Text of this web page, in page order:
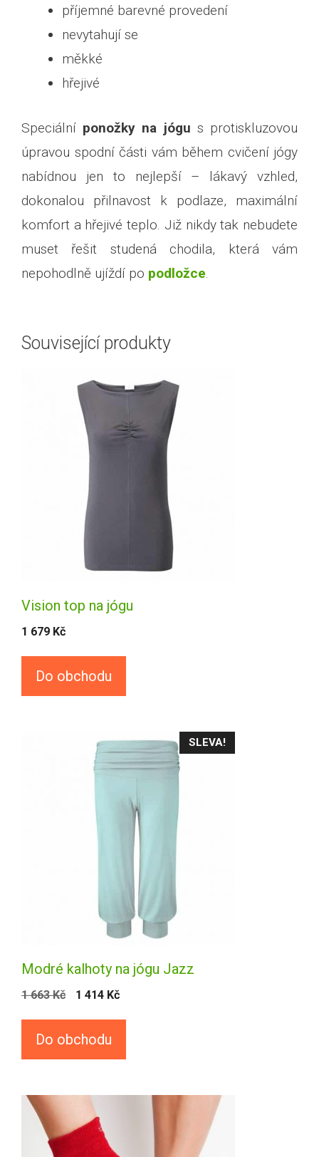
příjemné barevné provedení
nevytahují se
měkké
hřejivé
Speciální ponožky na jógu s protiskluzovou
úpravou spodní části vám během cvičení jógy
nabídnou jen to nejlepší – lákavý vzhled,
dokonalou přilnavost k podlaze, maximální
komfort a hřejivé teplo. Již nikdy tak nebudete
muset řešit studená chodila, která vám
nepohodlně ujíždí po podložce.
Související produkty
Vision top na jógu
1 679 Kč
Do obchodu
SLEVA!
Modré kalhoty na jógu Jazz
1 663Kč 1 414 Kč
Do obchodu